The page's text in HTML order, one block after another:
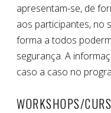
apresentam-se, de
aos participantes, no
forma a todos
segurança. A
caso a caso no
WORKSHOPS/